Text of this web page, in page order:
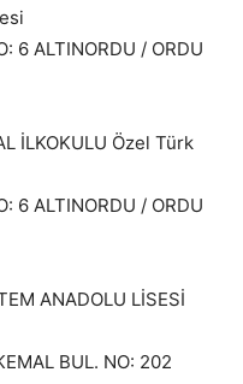
6 ALTINORDU / ORDU
İLKOKULU Özel Türk
6 ALTINORDU / ORDU
ANADOLU LİSESİ
BUL. NO: 202